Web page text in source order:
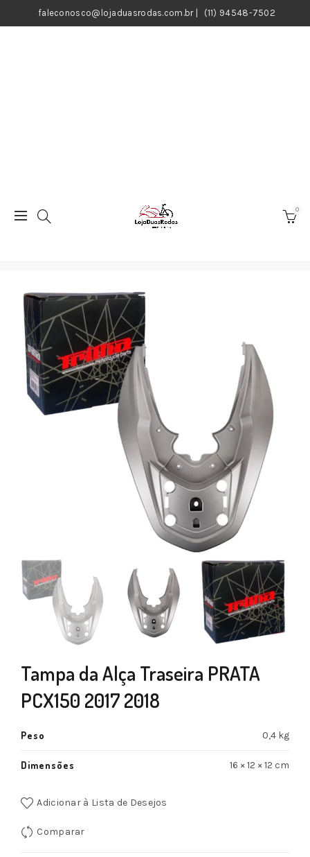
faleconosco@lojaduasrodas.com.br| (11) 94548-7502
0
Tampa da Alça Traseira PRATA
PCX150 2017 2018
Peso 0,4 kg
Dimensões 16 × 12 × 12 cm
Adicionar à Lista de Desejos
Comparar